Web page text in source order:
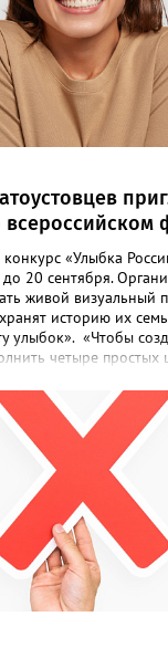
всероссийском
«Улыбка
20 сентября.
живой визуальный
историю их
улыбок». «Чтобы
четыре простых
с улыбкой
семьи или
один или несколько
семьи или важными
кратко
и подтвердить
в инструкции на
а после модерации
20 участников
фотосессию в
можно скачать,
сетях, отмечают